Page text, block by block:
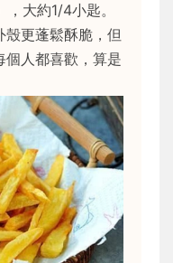
大約1/4小匙。
更蓬鬆酥脆，但
個人都喜歡，算是